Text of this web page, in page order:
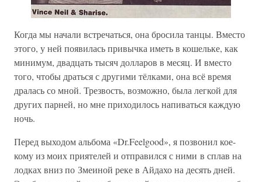
Когда мы начали встречаться, она бросила танцы. Вместо
этого, у ней появилась привычка иметь в кошельке, как
минимум, двадцать тысяч долларов в месяц. И вместо
того, чтобы драться с другими тёлками, она всё время
дралась со мной. Трезвость, возможно, была легкой для
других парней, но мне приходилось напиваться каждую
ночь.
Перед выходом альбома «Dr.Feelgood», я позвонил кое-
кому из моих приятелей и отправился с ними в сплав на
лодках вниз по Змеиной реке в Айдахо на десять дней.